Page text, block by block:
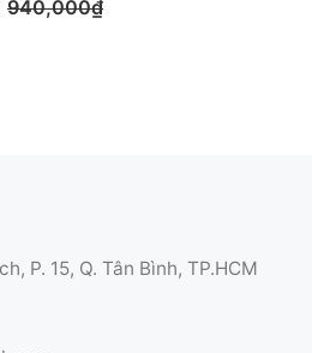
940,000₫
P. 15, Q. Tân Bình, TP.HCM